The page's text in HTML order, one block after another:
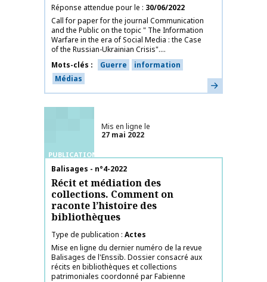
Réponse attendue pour le
30/06/2022
Call for paper for the journal Communication
and the Public on the topic " The Information
Warfare in the era of Social Media : the Case
of the Russian-Ukrainian Crisis"....
Mots-clés
Guerre
information
Médias
En savoir plus
PUBLICATIONS
Mis en ligne le
27 mai 2022
Nom de la publication
Balisages - n°4-2022
Récit et médiation des
collections. Comment on
raconte l’histoire des
bibliothèques
Type de publication Actes
Mise en ligne du dernier numéro de la revue
Balisages de l'Enssib. Dossier consacré aux
récits en bibliothèques et collections
patrimoniales coordonné par Fabienne